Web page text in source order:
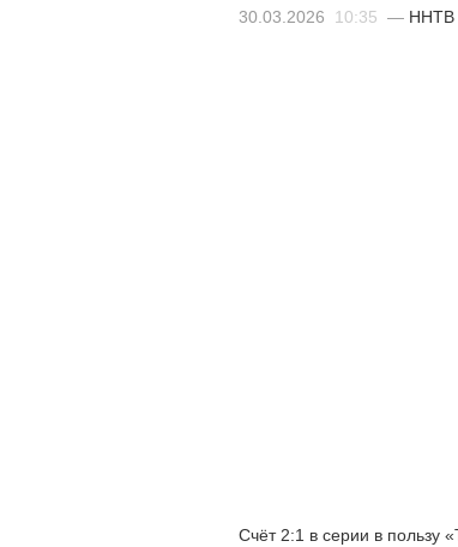
30.03.2026 10:35 — ННТВ
Счёт 2:1 в серии в пользу